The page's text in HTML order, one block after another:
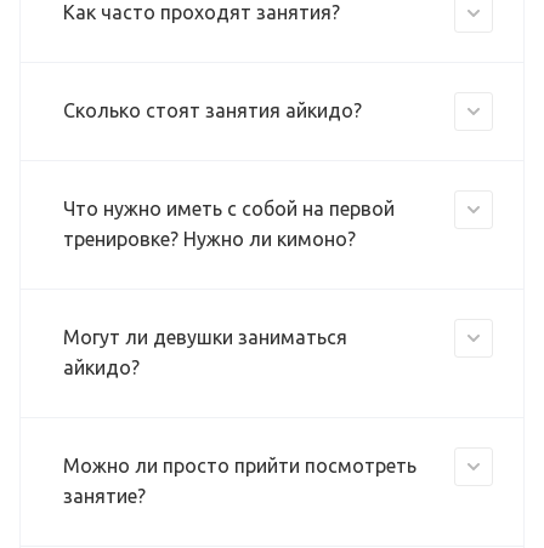
Как часто проходят занятия?
Сколько стоят занятия айкидо?
Что нужно иметь с собой на первой
тренировке? Нужно ли кимоно?
Могут ли девушки заниматься
айкидо?
Можно ли просто прийти посмотреть
занятие?